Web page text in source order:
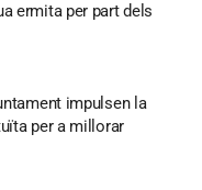
ermita per part dels
impulsen la
per a millorar